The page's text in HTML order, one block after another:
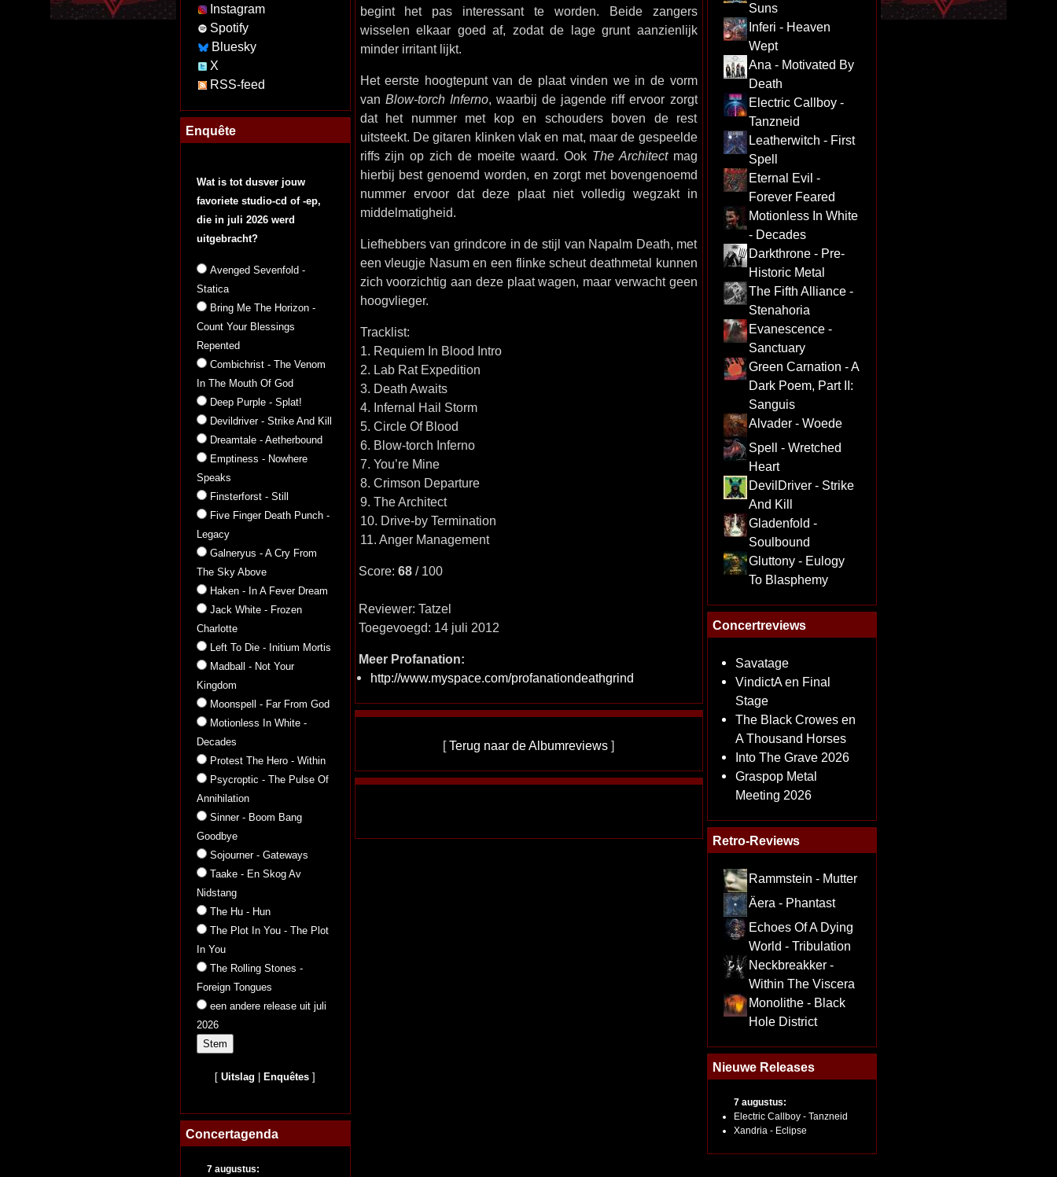
Instagram
Spotify
Bluesky
X
RSS-feed
Enquête
Wat is tot dusver jouw
favoriete studio-cd of -ep,
die in juli 2026 werd
uitgebracht?
Avenged Sevenfold -
Statica
Bring Me The Horizon -
Count Your Blessings
Repented
Combichrist - The Venom
In The Mouth Of God
Deep Purple - Splat!
Devildriver - Strike And Kill
Dreamtale - Aetherbound
Emptiness - Nowhere
Speaks
Finsterforst - Still
Five Finger Death Punch -
Legacy
Galneryus - A Cry From
The Sky Above
Haken - In A Fever Dream
Jack White - Frozen
Charlotte
Left To Die - Initium Mortis
Madball - Not Your
Kingdom
Moonspell - Far From God
Motionless In White -
Decades
Protest The Hero - Within
Psycroptic - The Pulse Of
Annihilation
Sinner - Boom Bang
Goodbye
Sojourner - Gateways
Taake - En Skog Av
Nidstang
The Hu - Hun
The Plot In You - The Plot
In You
The Rolling Stones -
Foreign Tongues
een andere release uit juli
2026
[Uitslag Enquêtes ]
Concertagenda
7 augustus:
begint het pas interessant te worden. Beide zangers
wisselen elkaar goed af, zodat de lage grunt aanzienlijk
minder irritant lijkt.
Het eerste hoogtepunt van de plaat vinden we in de vorm
van Blow-torch Inferno, waarbij de jagende riff ervoor zorgt
dat het nummer met kop en schouders boven de rest
uitsteekt. De gitaren klinken vlak en mat, maar de gespeelde
riffs zijn op zich de moeite waard. Ook The Architectmag
hierbij best genoemd worden, en zorgt met bovengenoemd
nummer ervoor dat deze plaat niet volledig wegzakt in
middelmatigheid.
Liefhebbers van grindcore in de stijl van Napalm Death, met
een vleugje Nasum en een flinke scheut deathmetal kunnen
zich voorzichtig aan deze plaat wagen, maar verwacht geen
hoogvlieger.
Tracklist:
1. Requiem In Blood Intro
2. Lab Rat Expedition
3. Death Awaits
4. Infernal Hail Storm
5. Circle Of Blood
6. Blow-torch Inferno
7. You’re Mine
8. Crimson Departure
9. The Architect
10. Drive-by Termination
11. Anger Management
Score: 68/ 100
Reviewer: Tatzel
Toegevoegd: 14 juli 2012
Meer Profanation:
http://www.myspace.com/profanationdeathgrind
[Terug naar de Albumreviews ]
Suns
Inferi - Heaven
Wept
Ana - Motivated By
Death
Electric Callboy -
Tanzneid
Leatherwitch - First
Spell
Eternal Evil -
Forever Feared
Motionless In White
- Decades
Darkthrone - Pre-
Historic Metal
The Fifth Alliance -
Stenahoria
Evanescence -
Sanctuary
Green Carnation - A
Dark Poem, Part II:
Sanguis
Alvader - Woede
Spell - Wretched
Heart
DevilDriver - Strike
And Kill
Gladenfold -
Soulbound
Gluttony - Eulogy
To Blasphemy
Concertreviews
Savatage
VindictA en Final
Stage
The Black Crowes en
A Thousand Horses
Into The Grave 2026
Graspop Metal
Meeting 2026
Retro-Reviews
Rammstein - Mutter
Äera - Phantast
Echoes Of A Dying
World - Tribulation
Neckbreakker -
Within The Viscera
Monolithe - Black
Hole District
Nieuwe Releases
7 augustus:
Electric Callboy - Tanzneid
Xandria - Eclipse